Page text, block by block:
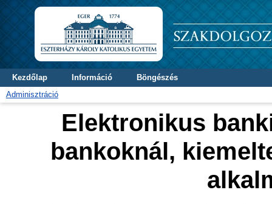
Kezdőlap Információ
Böngészés
Adminisztráció
Elektronikus
bankoknál,